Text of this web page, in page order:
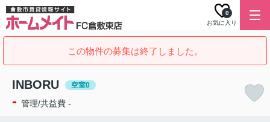
お気に入り
0
この物件の募集は終了しました。
INBORU 空室0
- 管理/共益費 -